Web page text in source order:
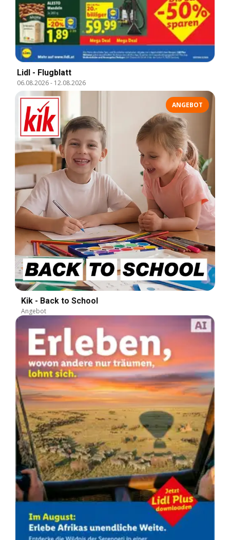
Lidl - Flugblatt
06.08.2026- 12.08.2026
ANGEBOT
Kik - Back to School
Angebot